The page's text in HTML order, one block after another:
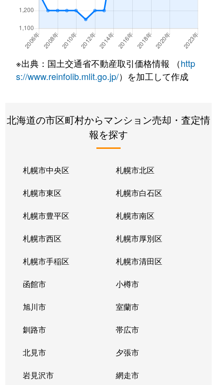
北２２条東 300万円
北２２条東
640万円 元町(札幌)
北２２条東
3,200万円 元町(札幌)
北２４条東
3,000万円 元町(札幌)
北２６条東
2,000万円 元町(札幌)
2,200万円
北３３条東
新道東
北３４条東
新道東
北３４条東
新道東
北３４条東
新道東
北３５条東
北34条
北３５条東
北34条
北３５条東
新道東
北３６条東
新道東
北３７条東
新道東
北３７条東
新道東
※出典：国土交通省不動産取引価格情報 （http
s://www.reinfolib.mlit.go.jp/）を加工して作成
北海道の市区町村からマンション売却・査定情
報を探す
札幌市中央区 札幌市北区
札幌市東区 札幌市白石区
札幌市豊平区 札幌市南区
札幌市西区 札幌市厚別区
札幌市手稲区 札幌市清田区
函館市 小樽市
旭川市 室蘭市
釧路市 帯広市
北見市 夕張市
岩見沢市 網走市